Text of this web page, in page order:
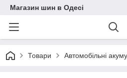
Магазин шин в Одесі
Товари Автомобільні